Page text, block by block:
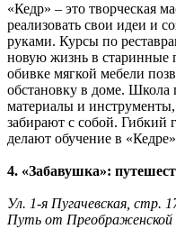
«Кедр» – это творческая
реализовать свои идеи и
руками. Курсы по
новую жизнь в старинные
обивке мягкой мебели
обстановку в доме. Школа
материалы и
забирают с собой. Гибкий
делают обучение в
4. «Забавушка»:
Ул. 1-я Пугачевская, стр.
Путь от